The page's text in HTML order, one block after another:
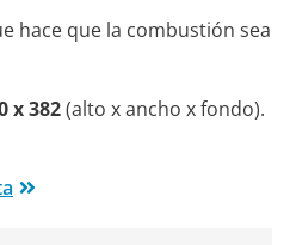
hace que la combustión sea
x 382(alto x ancho x fondo).